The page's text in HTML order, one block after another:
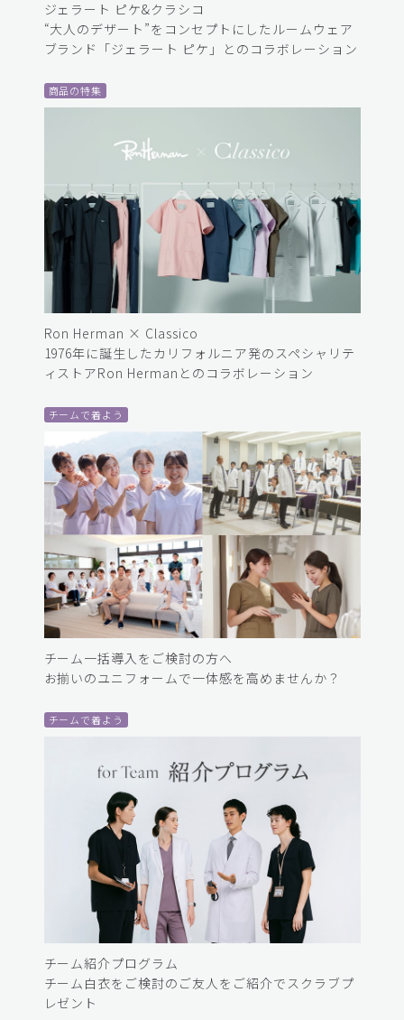
ジェラート ピケ&クラシコ
“大人のデザート”をコンセプトにしたルームウェア
ブランド「ジェラート ピケ」とのコラボレーション
商品の特集
Ron Herman × Classico
1976年に誕生したカリフォルニア発のスペシャリテ
ィストアRon Hermanとのコラボレーション
チームで着よう
チーム一括導入をご検討の方へ
お揃いのユニフォームで一体感を高めませんか？
チームで着よう
チーム紹介プログラム
チーム白衣をご検討のご友人をご紹介でスクラブプ
レゼント